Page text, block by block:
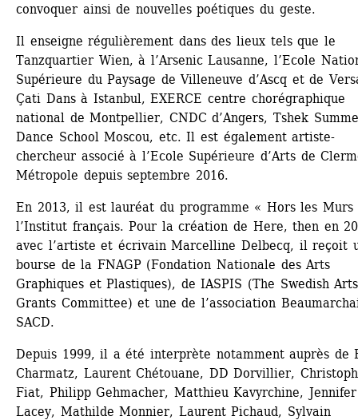
convoquer ainsi de nouvelles poétiques du geste.
Il enseigne régulièrement dans des lieux tels que le
Tanzquartier Wien, à l’Arsenic Lausanne, l’Ecole
Supérieure du Paysage de Villeneuve d’Ascq et de
Çati Dans à Istanbul, EXERCE centre chorégraphique
national de Montpellier, CNDC d’Angers, Tshek
Dance School Moscou, etc. Il est également artiste-
chercheur associé à l’Ecole Supérieure d’Arts de
Métropole depuis septembre 2016.
En 2013, il est lauréat du programme « Hors les Murs
l’Institut français. Pour la création de Here, then en
avec l’artiste et écrivain Marcelline Delbecq, il reçoit
bourse de la FNAGP (Fondation Nationale des Arts
Graphiques et Plastiques), de IASPIS (The Swedish Arts
Grants Committee) et une de l’association
SACD.
Depuis 1999, il a été interprète notamment auprès de
Charmatz, Laurent Chétouane, DD Dorvillier,
Fiat, Philipp Gehmacher, Matthieu Kavyrchine, Jennifer
Lacey, Mathilde Monnier, Laurent Pichaud, Sylvain